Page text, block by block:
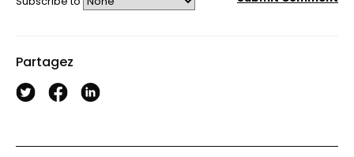
Partagez